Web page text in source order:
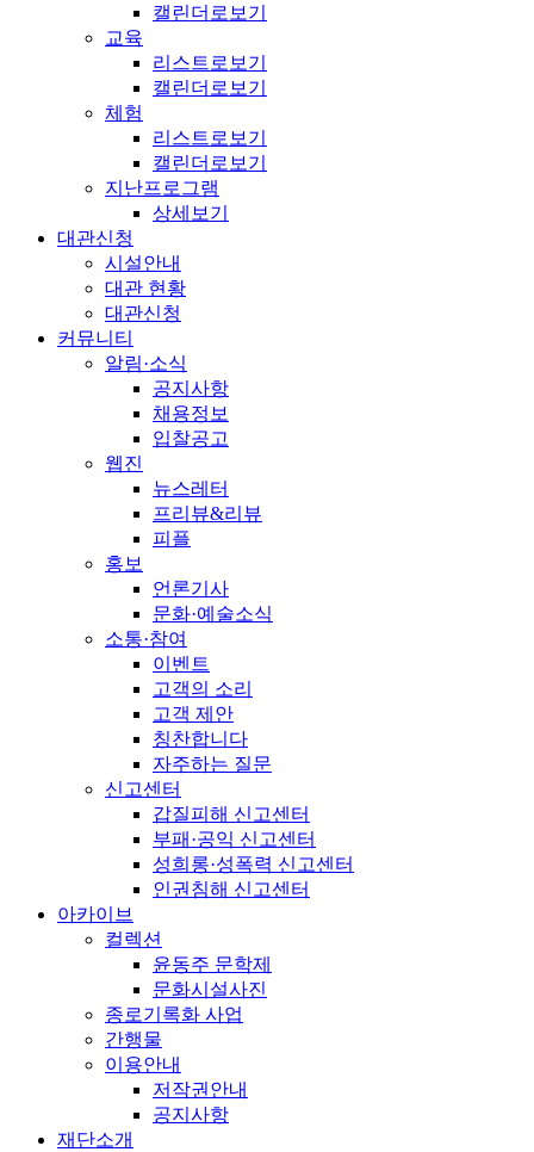
캘린더로보기
교육
리스트로보기
캘린더로보기
체험
리스트로보기
캘린더로보기
지난프로그램
상세보기
대관신청
시설안내
대관 현황
대관신청
커뮤니티
알림·소식
공지사항
채용정보
입찰공고
웹진
뉴스레터
프리뷰&리뷰
피플
홍보
언론기사
문화·예술소식
소통·참여
이벤트
고객의 소리
고객 제안
칭찬합니다
자주하는 질문
신고센터
갑질피해 신고센터
부패·공익 신고센터
성희롱·성폭력 신고센터
인권침해 신고센터
아카이브
컬렉션
윤동주 문학제
문화시설사진
종로기록화 사업
간행물
이용안내
저작권안내
공지사항
재단소개